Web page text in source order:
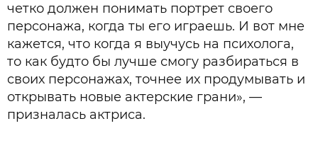
четко должен понимать портрет своего
персонажа, когда ты его играешь. И вот мне
кажется, что когда я выучусь на психолога,
то как будто бы лучше смогу разбираться в
своих персонажах, точнее их продумывать и
открывать новые актерские грани», —
призналась актриса.